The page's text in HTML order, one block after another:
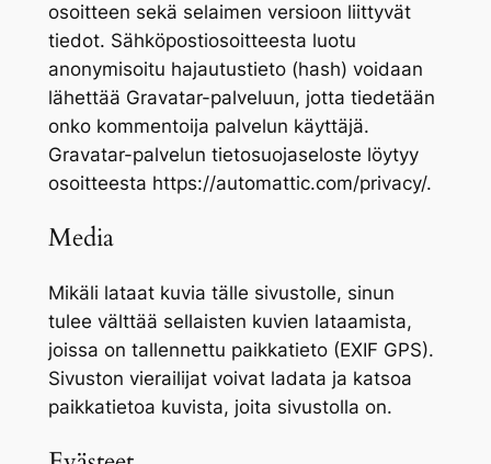
osoitteen sekä selaimen versioon liittyvät
tiedot. Sähköpostiosoitteesta luotu
anonymisoitu hajautustieto (hash) voidaan
lähettää Gravatar-palveluun, jotta tiedetään
onko kommentoija palvelun käyttäjä.
Gravatar-palvelun tietosuojaseloste löytyy
osoitteesta https://automattic.com/privacy/.
Media
Mikäli lataat kuvia tälle sivustolle, sinun
tulee välttää sellaisten kuvien lataamista,
joissa on tallennettu paikkatieto (EXIF GPS).
Sivuston vierailijat voivat ladata ja katsoa
paikkatietoa kuvista, joita sivustolla on.